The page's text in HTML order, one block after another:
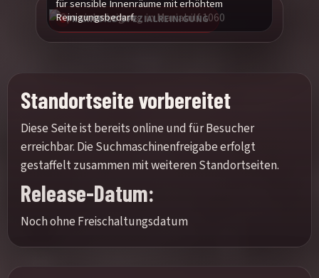
PRAXISBILD SPEZIALREINIGUNG
für sensible Innenräume mit erhöhtem
Reinigungsbedarf.
Standortseite vorbereitet
Diese Seite ist bereits online und für Besucher
erreichbar. Die Suchmaschinenfreigabe erfolgt
gestaffelt zusammen mit weiteren Standortseiten.
Release-Datum:
Noch ohne Freischaltungsdatum